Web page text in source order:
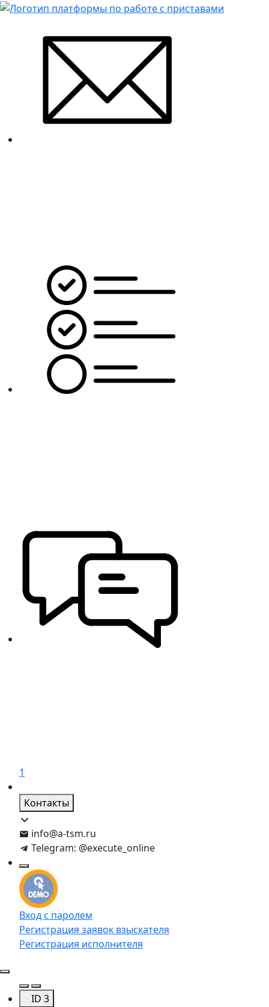
1
Контакты
info@a-tsm.ru
Telegram: @execute_online
Вход с паролем
Регистрация заявок взыскателя
Регистрация исполнителя
ID 3